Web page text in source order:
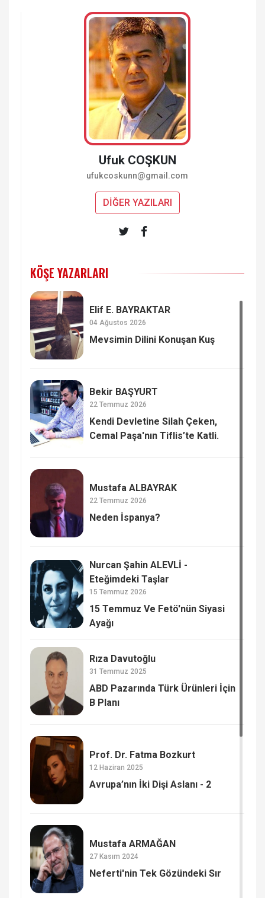
Ufuk COŞKUN
ufukcoskunn@gmail.com
DİĞER YAZILARI
KÖŞE YAZARLARI
Elif E. BAYRAKTAR
04 Ağustos 2026
Mevsimin Dilini Konuşan Kuş
Bekir BAŞYURT
22 Temmuz 2026
Kendi Devletine Silah Çeken,
Cemal Paşa'nın Tiflis’te Katli.
Mustafa ALBAYRAK
22 Temmuz 2026
Neden İspanya?
Nurcan Şahin ALEVLİ -
Eteğimdeki Taşlar
15 Temmuz 2026
15 Temmuz Ve Fetö'nün Siyasi
Ayağı
Rıza Davutoğlu
31 Temmuz 2025
ABD Pazarında Türk Ürünleri İçin
B Planı
Prof. Dr. Fatma Bozkurt
12 Haziran 2025
Avrupa’nın İki Dişi Aslanı - 2
Mustafa ARMAĞAN
27 Kasım 2024
Neferti'nin Tek Gözündeki Sır